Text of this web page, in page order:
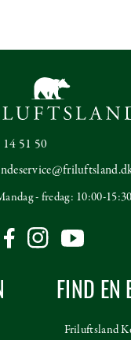
14 51 50
- fredag: 10:00-15:30
FIND EN
Friluftsland